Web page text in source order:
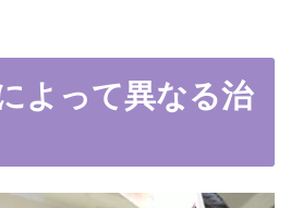
よって異なる治